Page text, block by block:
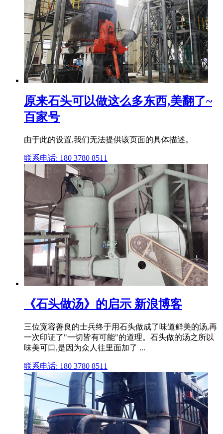
原来石头可以做这么多东西,美翻了~
百家号
由于此的设置,我们无法提供该页面的具体描述。
联系电话: 180 3780 8511
《石头做汤》的启示 新浪博客
三位宽容善良的士兵终于用石头做成了味道鲜美的汤,再
一次印证了"一切皆有可能"的道理。石头做的汤之所以
味美可口,是因为众人往里面加了 ...
联系电话: 180 3780 8511